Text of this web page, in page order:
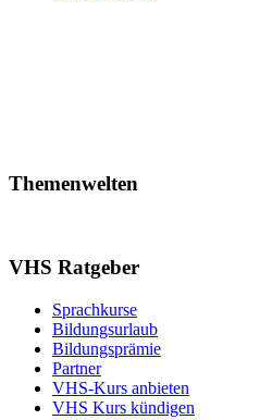
Themenwelten
VHS Ratgeber
Sprachkurse
Bildungsurlaub
Bildungsprämie
Partner
VHS-Kurs anbieten
VHS Kurs kündigen